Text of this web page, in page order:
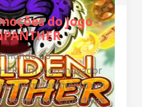
do Jogo
mundo do
um jogo inovador
e entretenimento em
de apostas esportivas.